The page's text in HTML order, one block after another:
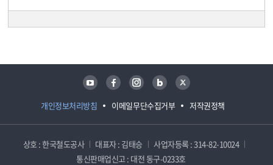
개인정보처리방침 이메일무단수집거부 저작권정책
유튜브 페이스북 인스타그램 블로그 트위터
상호 : 한국철도공사 대표자 : 김태승
사업자등록 : 314-82-10024
통신판매업신고 : 대전 동구-0233호